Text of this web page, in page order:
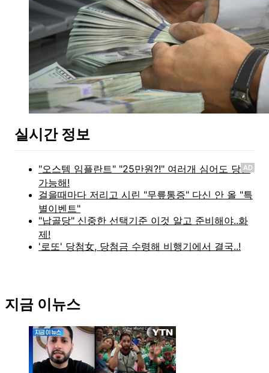
실시간 정보
AD
지금 이뉴스